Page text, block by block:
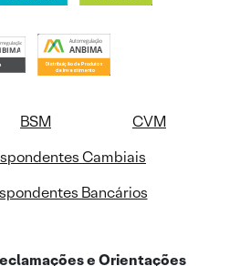
BSM
CVM
Cambiais
Bancários
e Orientações